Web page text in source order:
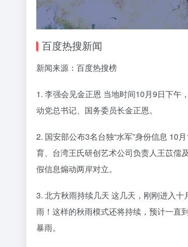
百度热搜新闻
新闻来源：百度热搜榜
1. 李强会见金正恩 当地时间10月9日下午
动党总书记、国务委员长金正恩。
2. 国安部公布3名台独“水军”身份信息 10
育、台湾王氏研创艺术公司负责人王苡儒
假信息煽动两岸对立。
3. 北方秋雨持续几天 这几天，刚刚进入
雨！这样的秋雨模式还将持续，预计一直
暴雨。